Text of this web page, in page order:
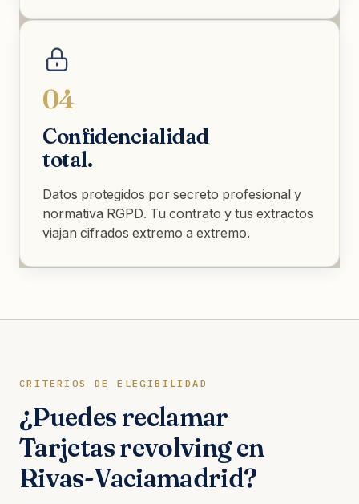
04
Confidencialidad
total.
Datos protegidos por secreto profesional y
normativa RGPD. Tu contrato y tus extractos
viajan cifrados extremo a extremo.
CRITERIOS DE ELEGIBILIDAD
¿Puedes reclamar
Tarjetas revolving en
Rivas-Vaciamadrid?